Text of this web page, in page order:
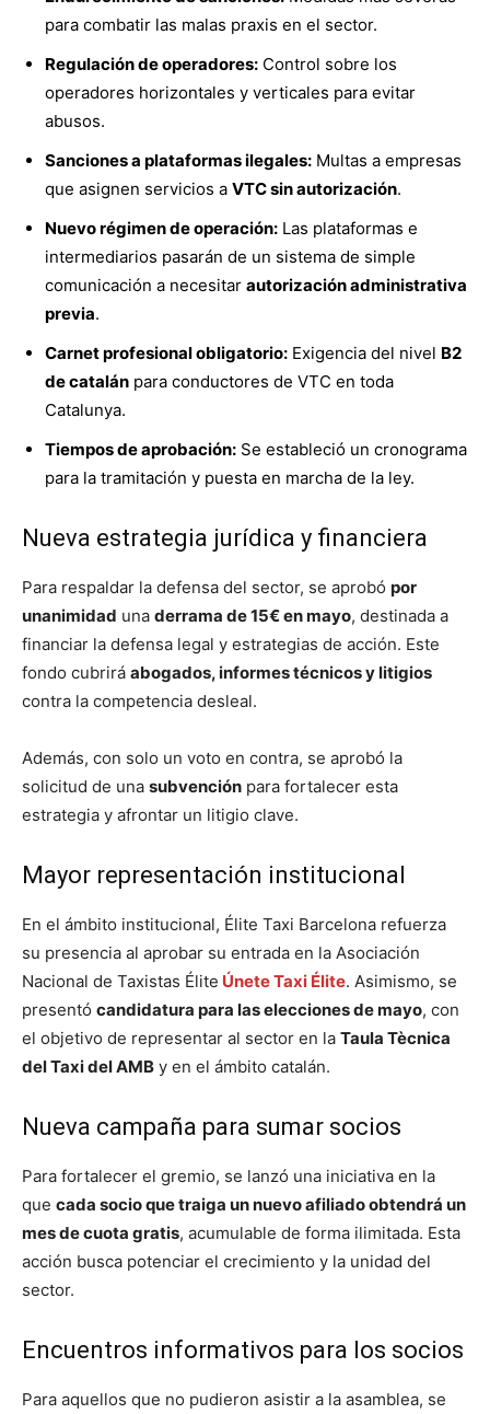
para combatir las malas praxis en el sector.
Regulación de operadores: Control sobre los
operadores horizontales y verticales para evitar
abusos.
Sanciones a plataformas ilegales: Multas a empresas
que asignen servicios a VTC sin autorización.
Nuevo régimen de operación: Las plataformas e
intermediarios pasarán de un sistema de simple
comunicación a necesitar autorización administrativa
previa.
Carnet profesional obligatorio: Exigencia del nivel B2
de catalán para conductores de VTC en toda
Catalunya.
Tiempos de aprobación: Se estableció un cronograma
para la tramitación y puesta en marcha de la ley.
Nueva estrategia jurídica y financiera
Para respaldar la defensa del sector, se aprobó por
unanimidad una derrama de 15€ en mayo, destinada a
financiar la defensa legal y estrategias de acción. Este
fondo cubrirá abogados, informes técnicos y litigios
contra la competencia desleal.
Además, con solo un voto en contra, se aprobó la
solicitud de una subvención para fortalecer esta
estrategia y afrontar un litigio clave.
Mayor representación institucional
En el ámbito institucional, Élite Taxi Barcelona refuerza
su presencia al aprobar su entrada en la Asociación
Nacional de Taxistas Élite Únete Taxi Élite. Asimismo, se
presentó candidatura para las elecciones de mayo, con
el objetivo de representar al sector en la Taula Tècnica
del Taxi del AMB y en el ámbito catalán.
Nueva campaña para sumar socios
Para fortalecer el gremio, se lanzó una iniciativa en la
que cada socio que traiga un nuevo afiliado obtendrá un
mes de cuota gratis, acumulable de forma ilimitada. Esta
acción busca potenciar el crecimiento y la unidad del
sector.
Encuentros informativos para los socios
Para aquellos que no pudieron asistir a la asamblea, se